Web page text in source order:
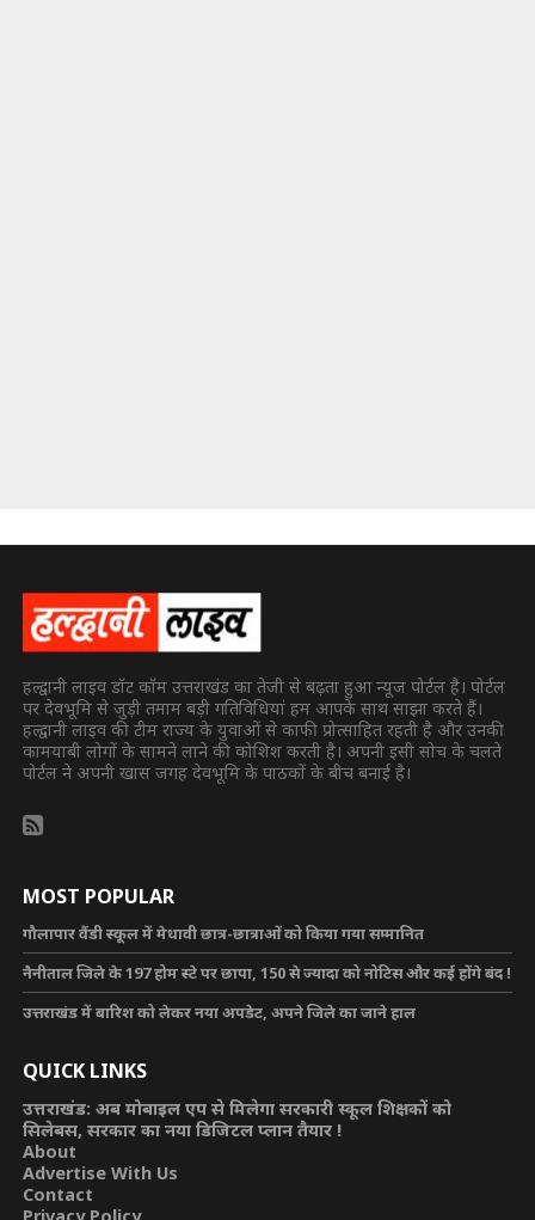
हल्द्वानी लाइव डॉट कॉम उत्तराखंड का तेजी से बढ़ता हुआ न्यूज पोर्टल है। पोर्टल
पर देवभूमि से जुड़ी तमाम बड़ी गतिविधियां हम आपके साथ साझा करते हैं।
हल्द्वानी लाइव की टीम राज्य के युवाओं से काफी प्रोत्साहित रहती है और उनकी
कामयाबी लोगों के सामने लाने की कोशिश करती है। अपनी इसी सोच के चलते
पोर्टल ने अपनी खास जगह देवभूमि के पाठकों के बीच बनाई है।
MOST POPULAR
गौलापार वैंडी स्कूल में मेधावी छात्र-छात्राओं को किया गया सम्मानित
नैनीताल जिले के 197 होम स्टे पर छापा, 150 से ज्यादा को नोटिस और कई होंगे बंद !
उत्तराखंड में बारिश को लेकर नया अपडेट, अपने जिले का जाने हाल
QUICK LINKS
उत्तराखंड: अब मोबाइल एप से मिलेगा सरकारी स्कूल शिक्षकों को
सिलेबस, सरकार का नया डिजिटल प्लान तैयार !
About
Advertise With Us
Contact